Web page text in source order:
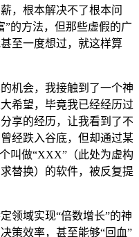
，根本解决不了根本问
”的方法，但那些虚假的广
至一度想过，就这样算
机会，我接触到了一个神
希望，毕竟我已经经历过
享的经历，让我看到了不
经跌入谷底，但却通过某
叫做“XXX”（此处为虚构
替换）的软件，被反复提
领域实现“倍数增长”的神
策效率，甚至能够“回血”